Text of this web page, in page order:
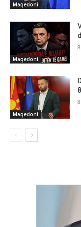
Maqedoni
Maqedoni
Maqedoni